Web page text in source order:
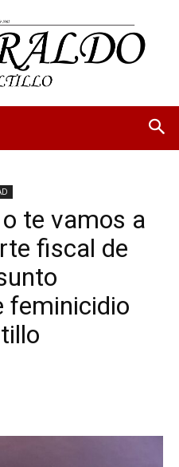
te vamos a
fiscal de
feminicidio